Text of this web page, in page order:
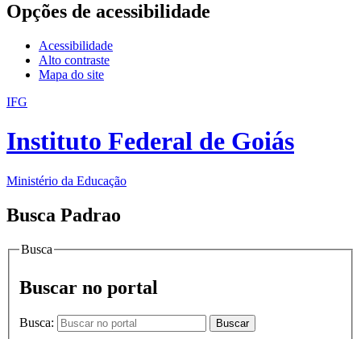
Opções de acessibilidade
Acessibilidade
Alto contraste
Mapa do site
IFG
Instituto Federal de Goiás
Ministério da Educação
Busca Padrao
Busca
Buscar no portal
Busca: Buscar